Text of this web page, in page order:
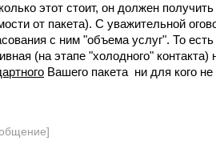
этот стоит, он должен
от пакета). С уважительной
с ним "объема услуг". То
(на этапе "холодного"
Вашего пакета ни для кого не